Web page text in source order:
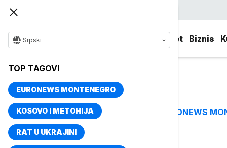
Svet Biznis
Srpski
TOP TAGOVI
EURONEWS MONTENEGRO
KOSOVO I METOHIJA
RAT U UKRAJINI
TOP TAGOVI EURONEWS
Naslovna Kultura